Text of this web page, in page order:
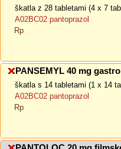
škatla z 28 tabletami (4 x 7
A02BC02 pantoprazol
Rp
PANSEMYL 40 mg
škatla s 14 tabletami (1 x 14
A02BC02 pantoprazol
Rp